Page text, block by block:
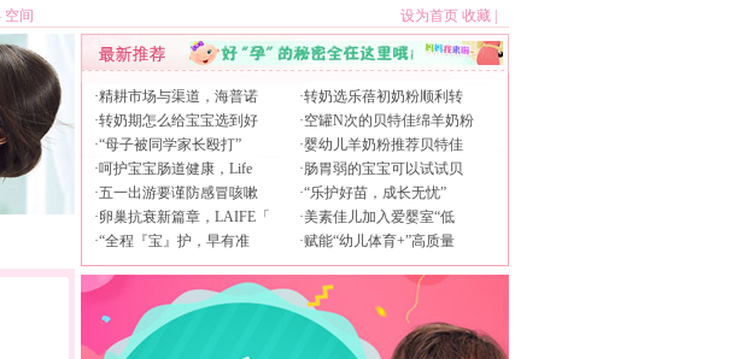
空间 设为首页 收藏
·精耕市场与渠道，海普诺
·转奶期怎么给宝宝选到好
·“母子被同学家长殴打”
·呵护宝宝肠道健康，Life
·五一出游要谨防感冒咳嗽
·卵巢抗衰新篇章，LAIFE「
·“全程『宝』护，早有准
·转奶选乐蓓初奶粉顺利转
·空罐N次的贝特佳绵羊奶粉
·婴幼儿羊奶粉推荐贝特佳
·肠胃弱的宝宝可以试试贝
·“乐护好苗，成长无忧”
·美素佳儿加入爱婴室“低
·赋能“幼儿体育+”高质量